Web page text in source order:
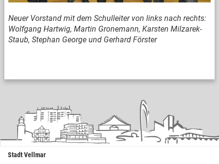
Neuer Vorstand mit dem Schulleiter von links nach rechts:
Wolfgang Hartwig, Martin Gronemann, Karsten Milzarek-
Staub, Stephan George und Gerhard Förster
Stadt Vellmar